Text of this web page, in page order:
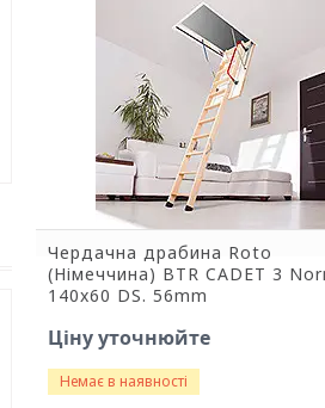
Чердачна драбина Roto
(Німеччина) BTR CADET 3
140x60 DS. 56mm
Ціну уточнюйте
Немає в наявності